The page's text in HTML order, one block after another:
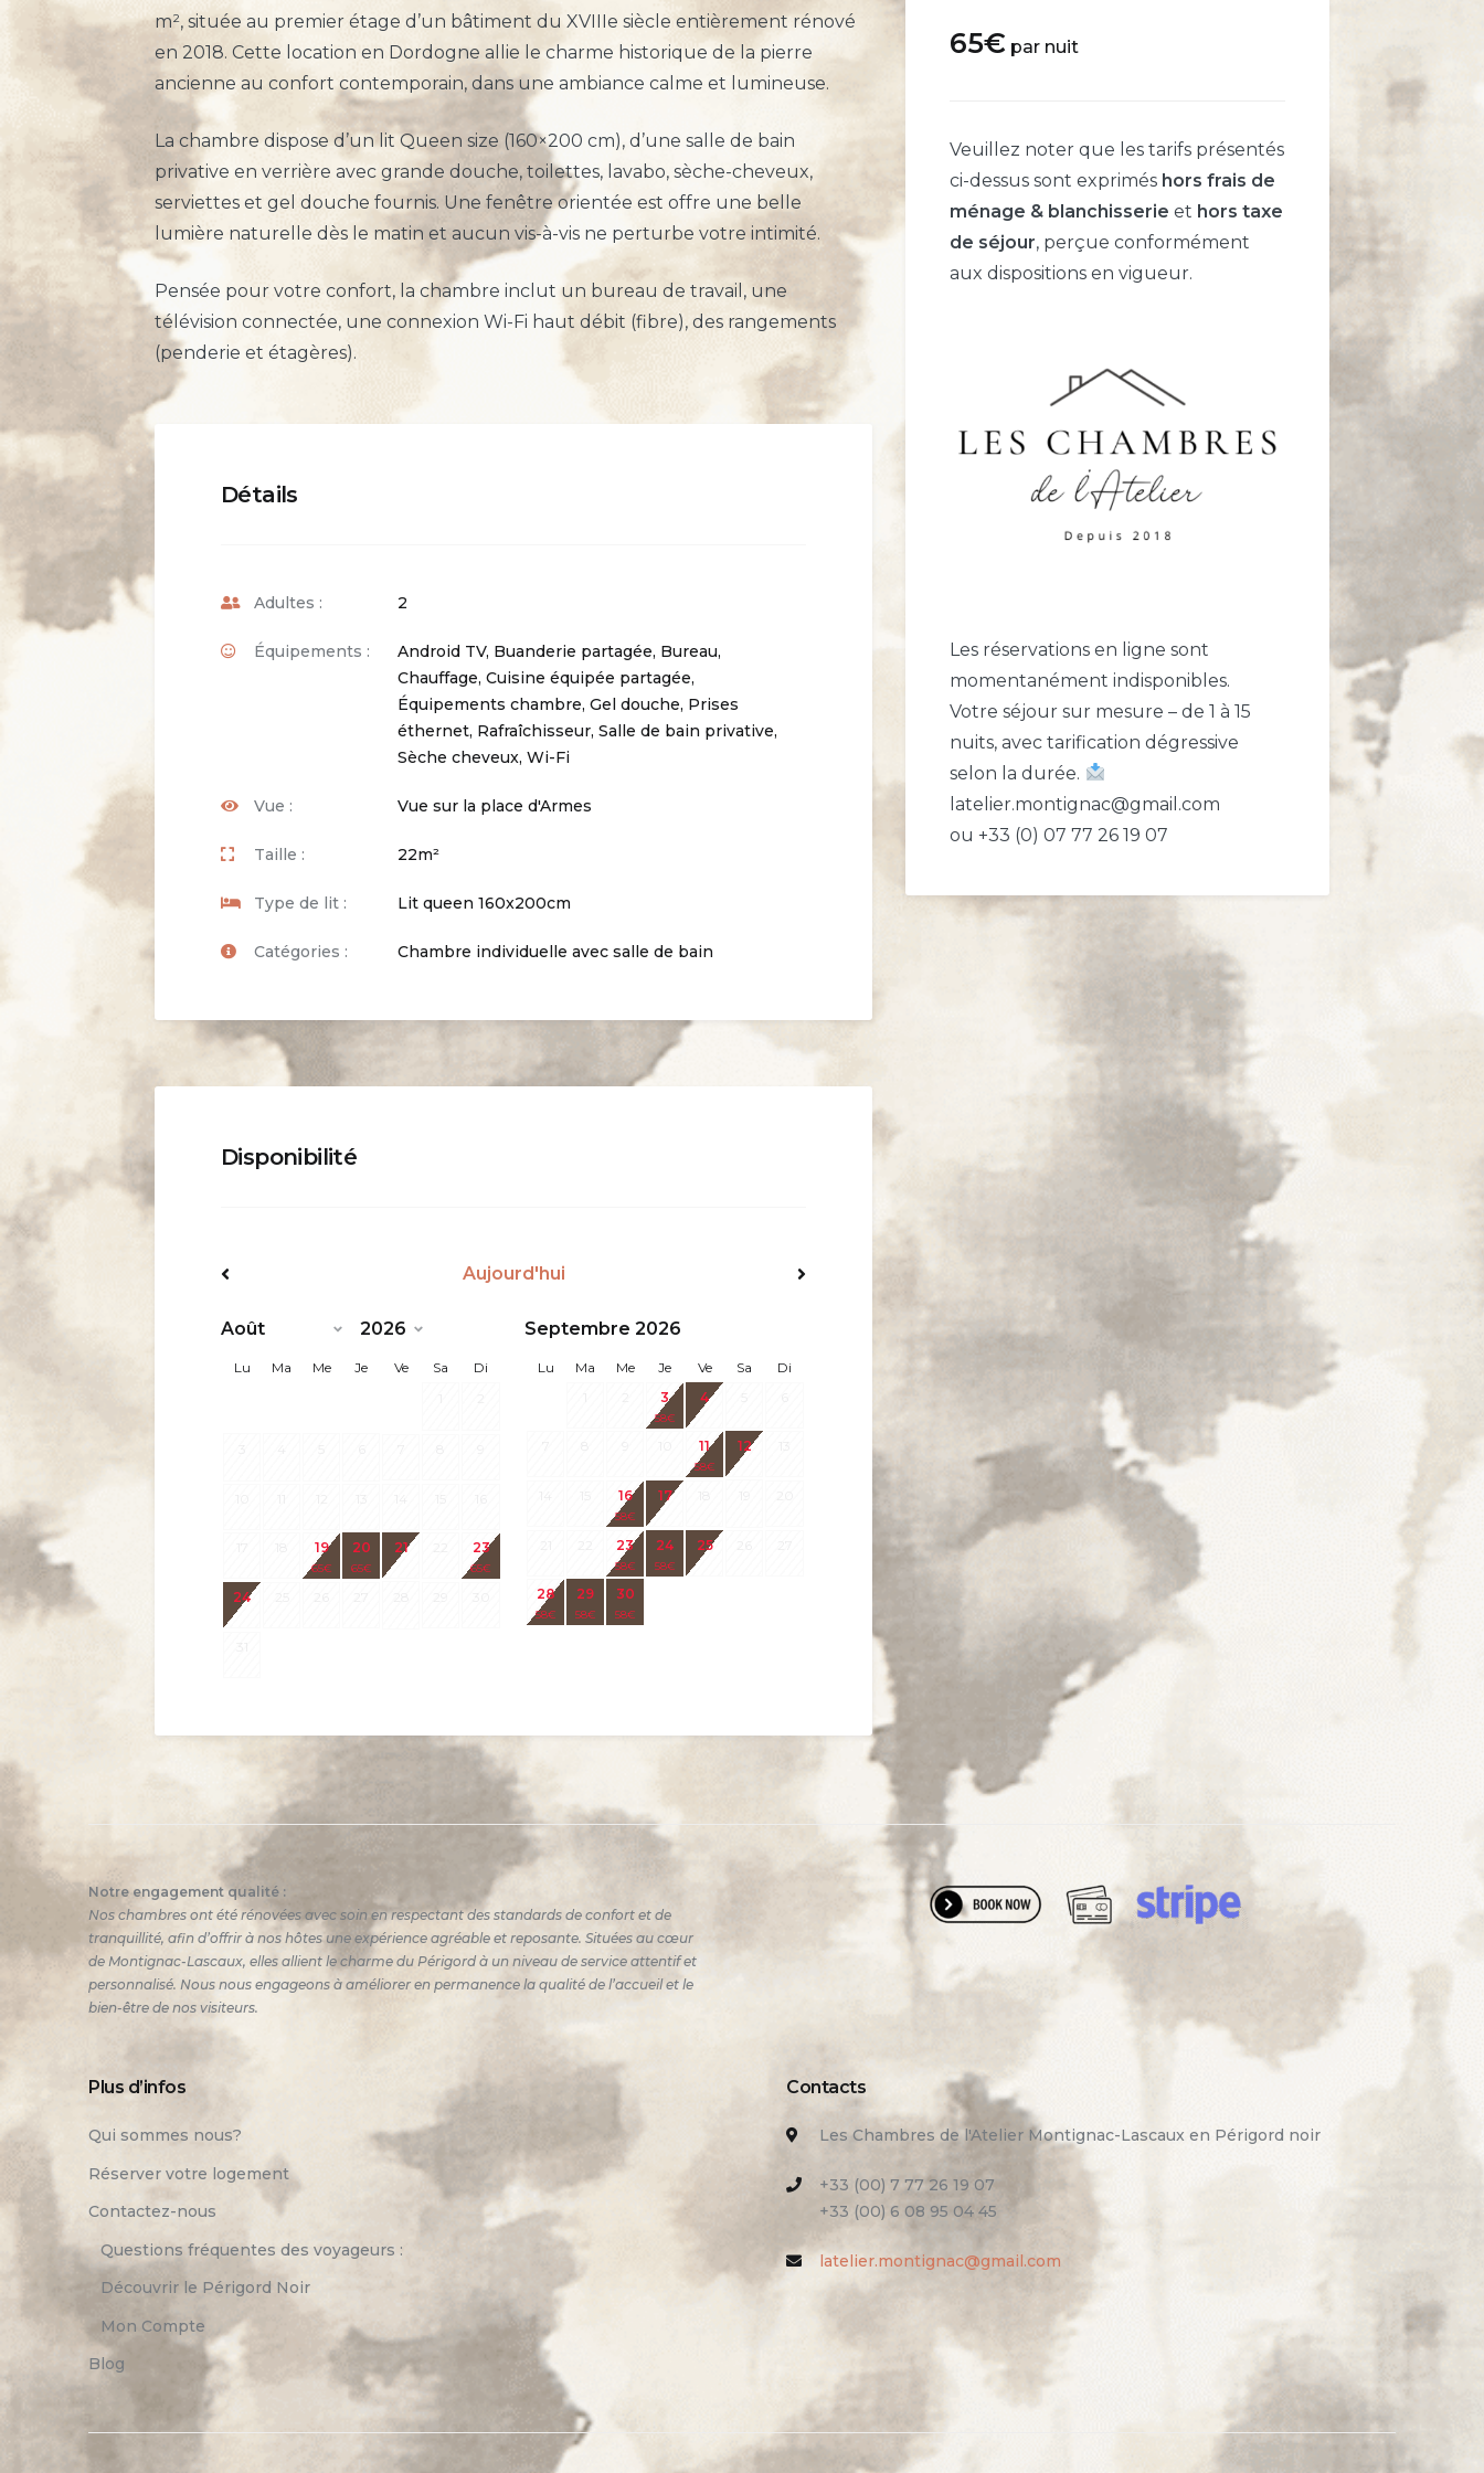
m², située au premier étage d’un bâtiment du XVIIIe siècle entièrement rénové
en 2018. Cette location en Dordogne allie le charme historique de la pierre
ancienne au confort contemporain, dans une ambiance calme et lumineuse.
La chambre dispose d’un lit Queen size (160×200 cm), d’une salle de bain
privative en verrière avec grande douche, toilettes, lavabo, sèche-cheveux,
serviettes et gel douche fournis. Une fenêtre orientée est offre une belle
lumière naturelle dès le matin et aucun vis-à-vis ne perturbe votre intimité.
Pensée pour votre confort, la chambre inclut un bureau de travail, une
télévision connectée, une connexion Wi-Fi haut débit (fibre), des rangements
(penderie et étagères).
Détails
Adultes : 2
Équipements : Android TV, Buanderie partagée, Bureau,
Chauffage, Cuisine équipée partagée,
Équipements chambre, Gel douche, Prises
éthernet, Rafraîchisseur, Salle de bain privative,
Sèche cheveux, Wi-Fi
Vue : Vue sur la place d'Armes
Taille : 22m²
Type de lit : Lit queen 160x200cm
Catégories : Chambre individuelle avec salle de bain
Disponibilité
<Préc
Aujourd'hui
Lu Ma Me Je Ve Sa
Di
19
65€
20
65€
21 23
65€
24
Septembre 2026
Lu Ma Me Je Ve Sa
Di
3
58€
4
11
58€
12
16
58€
17
23
58€
24
58€
25
28
58€
29
58€
30
58€
65€ par nuit
Veuillez noter que les tarifs présentés
ci-dessus sont exprimés hors frais de
ménage & blanchisserie et hors taxe
de séjour, perçue conformément
aux dispositions en vigueur.
Les réservations en ligne sont
momentanément indisponibles.
Votre séjour sur mesure – de 1 à 15
nuits, avec tarification dégressive
selon la durée.
latelier.montignac@gmail.com
ou +33 (0) 07 77 26 19 07
Notre engagement qualité :
Nos chambres ont été rénovées avec soin en respectant des standards de confort et de
tranquillité, afin d’offrir à nos hôtes une expérience agréable et reposante. Situées au cœur
de Montignac-Lascaux, elles allient le charme du Périgord à un niveau de service attentif et
personnalisé. Nous nous engageons à améliorer en permanence la qualité de l’accueil et le
bien-être de nos visiteurs.
Plus d’infos
Qui sommes nous?
Réserver votre logement
Contactez-nous
Questions fréquentes des voyageurs :
Découvrir le Périgord Noir
Mon Compte
Blog
Contacts
Les Chambres de l'Atelier Montignac-Lascaux en Périgord noir
+33 (00) 7 77 26 19 07
+33 (00) 6 08 95 04 45
latelier.montignac@gmail.com